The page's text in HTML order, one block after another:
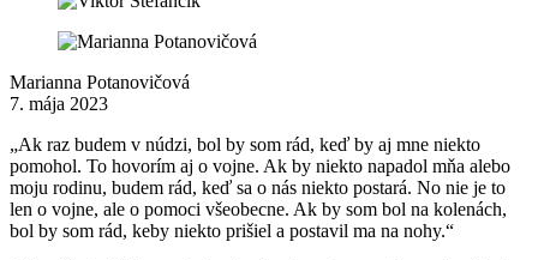
Marianna Potanovičová
7. mája 2023
„Ak raz budem v núdzi, bol by som rád, keď by aj mne niekto
pomohol. To hovorím aj o vojne. Ak by niekto napadol mňa alebo
moju rodinu, budem rád, keď sa o nás niekto postará. No nie je to
len o vojne, ale o pomoci všeobecne. Ak by som bol na kolenách,
bol by som rád, keby niekto prišiel a postavil ma na nohy.“